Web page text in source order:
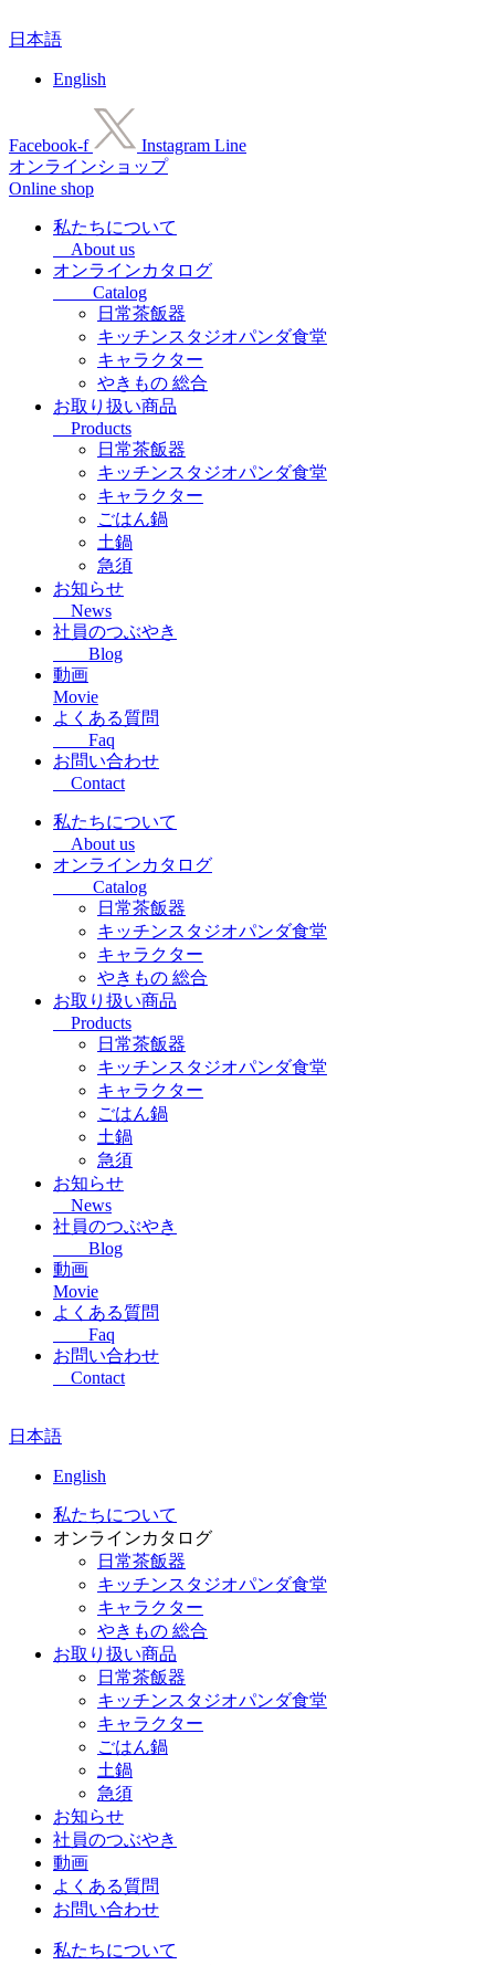
ン
ス
キ
日本語
English
Facebook-f Instagram Line
オンラインショップ
Online shop
私たちについて
About us
オンラインカタログ
Catalog
日常茶飯器
キッチンスタジオパンダ食堂
キャラクター
やきもの 総合
お取り扱い商品
Products
日常茶飯器
キッチンスタジオパンダ食堂
キャラクター
ごはん鍋
土鍋
急須
お知らせ
News
社員のつぶやき
Blog
動画
Movie
よくある質問
Faq
お問い合わせ
Contact
私たちについて
About us
オンラインカタログ
Catalog
日常茶飯器
キッチンスタジオパンダ食堂
キャラクター
やきもの 総合
お取り扱い商品
Products
日常茶飯器
キッチンスタジオパンダ食堂
キャラクター
ごはん鍋
土鍋
急須
お知らせ
News
社員のつぶやき
Blog
動画
Movie
よくある質問
Faq
お問い合わせ
Contact
日本語
English
私たちについて
オンラインカタログ
日常茶飯器
キッチンスタジオパンダ食堂
キャラクター
やきもの 総合
お取り扱い商品
日常茶飯器
キッチンスタジオパンダ食堂
キャラクター
ごはん鍋
土鍋
急須
お知らせ
社員のつぶやき
動画
よくある質問
お問い合わせ
私たちについて